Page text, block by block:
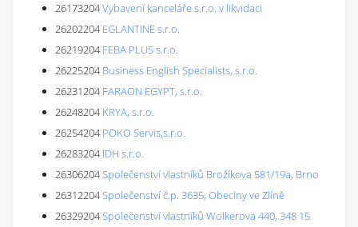
26173204Vybavení kanceláře s.r.o. v likvidaci
26202204 EGLANTINE s.r.o.
26219204 FEBA PLUS s.r.o.
26225204 Business English Specialists, s.r.o.
26231204 FARAON EGYPT, s.r.o.
26248204 KRYA, s.r.o.
26254204 POKO Servis,s.r.o.
26283204 IDH s.r.o.
26306204Společenství vlastníků Brožíkova 581/19a, Brno
26312204Společenství č.p. 3635, Obeciny ve Zlíně
26329204Společenství vlastníků Wolkerova 440, 348 15